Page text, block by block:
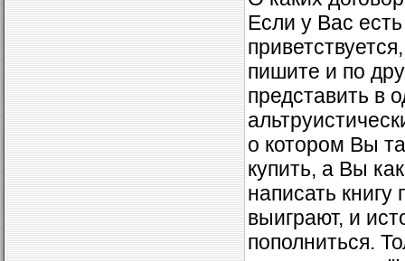
Если у Вас
пишите и по
представить в
о котором Вы
купить, а Вы
написать книгу
выиграют, и
пополниться.